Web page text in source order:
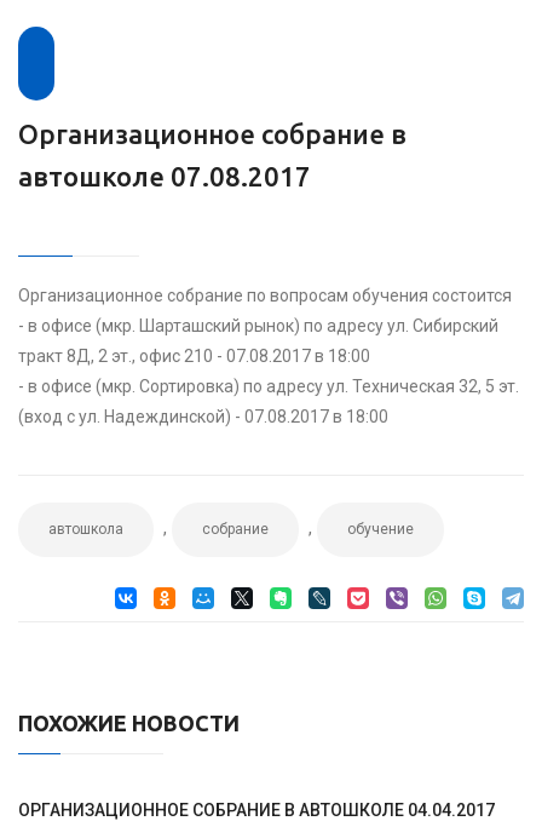
Организационное собрание в
автошколе 07.08.2017
Организационное собрание по вопросам обучения состоится
- в офисе (мкр. Шарташский рынок) по адресу ул. Сибирский
тракт 8Д, 2 эт., офис 210 - 07.08.2017 в 18:00
- в офисе (мкр. Сортировка) по адресу ул. Техническая 32, 5 эт.
(вход с ул. Надеждинской) - 07.08.2017 в 18:00
автошкола , собрание , обучение
ПОХОЖИЕ НОВОСТИ
ОРГАНИЗАЦИОННОЕ СОБРАНИЕ В АВТОШКОЛЕ 04.04.2017